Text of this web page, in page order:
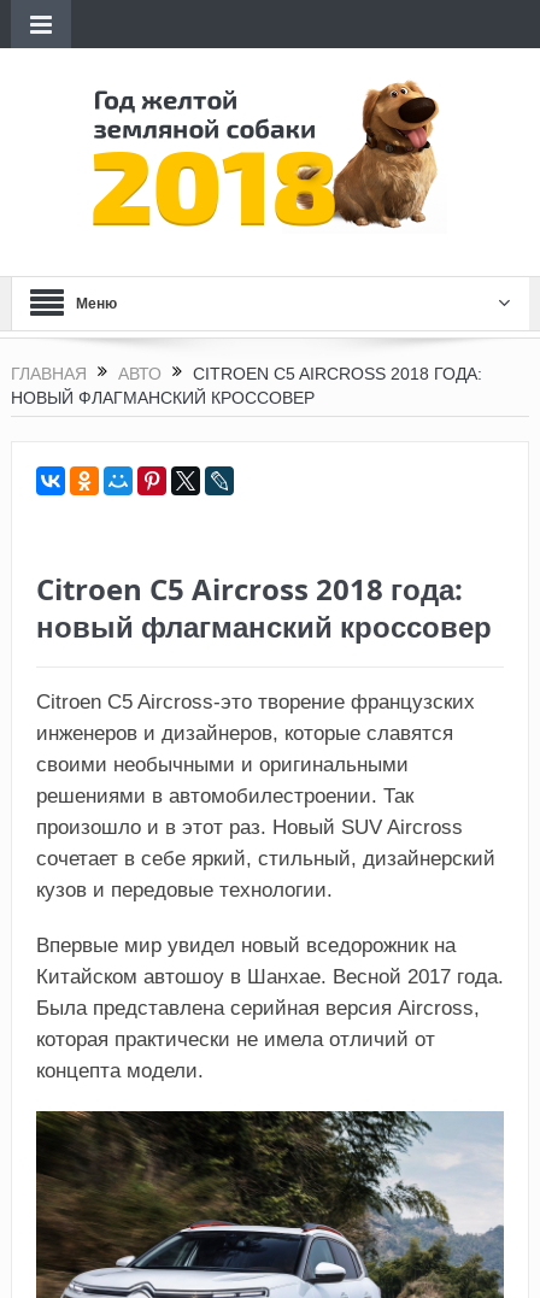
Меню
ГЛАВНАЯ АВТО
CITROEN C5 AIRCROSS 2018 ГОДА:
НОВЫЙ ФЛАГМАНСКИЙ КРОССОВЕР
Citroen C5 Aircross 2018 года:
новый флагманский кроссовер
Citroen C5 Aircross-это творение французских
инженеров и дизайнеров, которые славятся
своими необычными и оригинальными
решениями в автомобилестроении. Так
произошло и в этот раз. Новый SUV Aircross
сочетает в себе яркий, стильный, дизайнерский
кузов и передовые технологии.
Впервые мир увидел новый вседорожник на
Китайском автошоу в Шанхае. Весной 2017 года.
Была представлена серийная версия Aircross,
которая практически не имела отличий от
концепта модели.